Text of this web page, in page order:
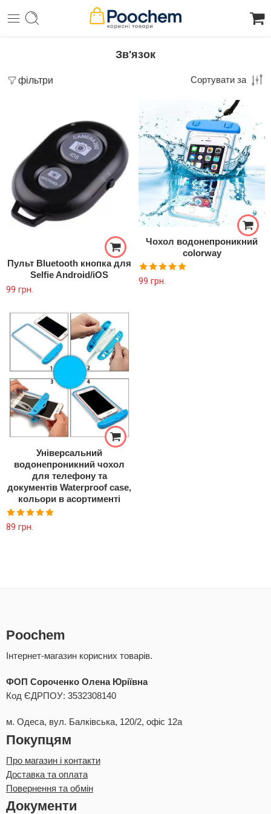
Зв'язок
фільтри Сортувати за
Пульт Bluetooth кнопка для
Selfie Android/iOS
99 грн.
Чохол водонепроникний
colorway
Оцінено в
99 грн.
Універсальний
водонепроникний чохол
для телефону та
документів Waterproof case,
кольори в асортименті
Оцінено в
89 грн.
Poochem
Інтернет-магазин корисних товарів.
ФОП Сороченко Олена Юріївна
Код ЄДРПОУ: 3532308140
м. Одеса, вул. Балківська, 120/2, офіс 12а
Покупцям
Про магазин і контакти
Доставка та оплата
Повернення та обмін
Документи